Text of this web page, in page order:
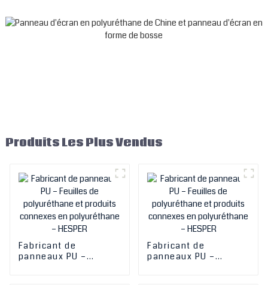
Produits Les Plus Vendus
Fabricant de
panneaux PU –
Fabricant de
panneaux PU –